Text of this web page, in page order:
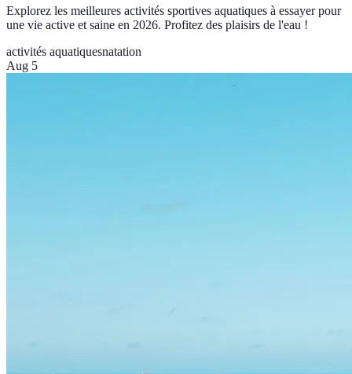
Explorez les meilleures activités sportives aquatiques à essayer pour
une vie active et saine en 2026. Profitez des plaisirs de l'eau !
activités aquatiquesnatation
Aug 5